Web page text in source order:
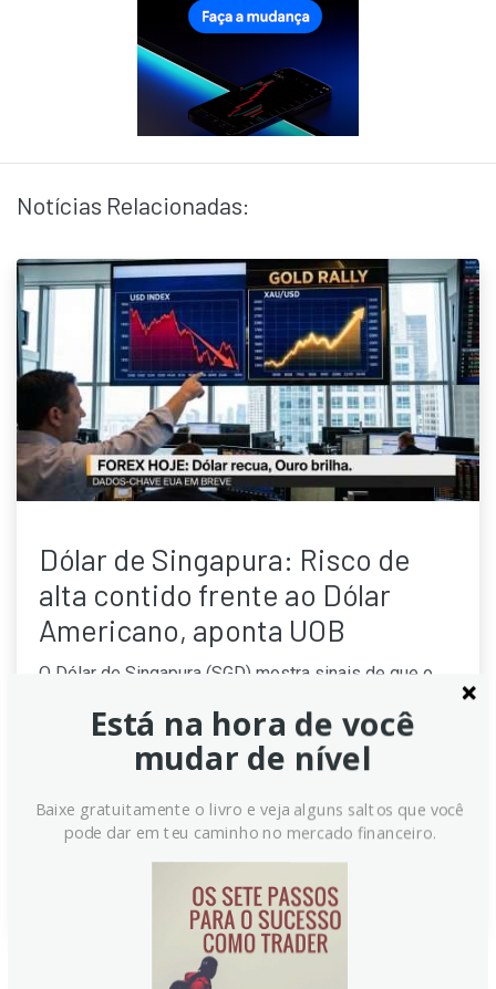
Notícias Relacionadas:
Dólar de Singapura: Risco de
alta contido frente ao Dólar
Americano, aponta UOB
O Dólar de Singapura (SGD) mostra sinais de que o
permanece limitado. Analistas do UOB indicam que,
embora o par USD/SGD tenha fechado praticamente
leve queda. A expectativa é de consolidação em uma
faixa específica.
Está na hora de você
mudar de nível
Baixe gratuitamente o livro e veja alguns saltos que você
pode dar em teu caminho no mercado financeiro.